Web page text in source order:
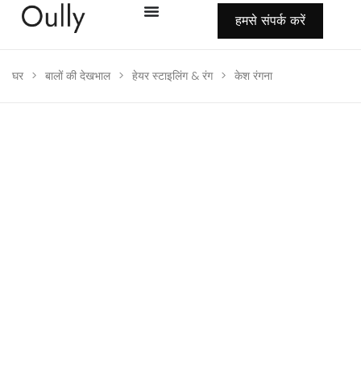
हमसे संपर्क करें
घर > बालों की देखभाल > हेयर स्टाइलिंग & रंग > केश रंगना